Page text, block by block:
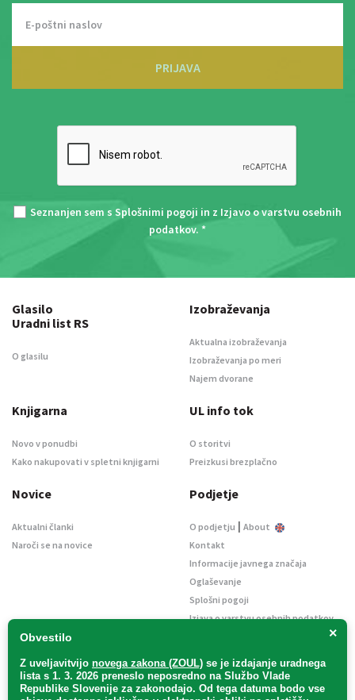
PRIJAVA
Seznanjen sem s Splošnimi pogoji in z Izjavo o varstvu osebnih
podatkov. *
×
Obvestilo
Z uveljavitvijo novega zakona (ZOUL) se je izdajanje uradnega
lista s 1. 3. 2026 preneslo neposredno na Službo Vlade
Republike Slovenije za zakonodajo. Od tega datuma bodo vse
Glasilo
Uradni list RS
O glasilu
Izobraževanja
Aktualna izobraževanja
Izobraževanja po meri
Najem dvorane
Knjigarna
Novo v ponudbi
Kako nakupovati v spletni knjigarni
UL info tok
O storitvi
Preizkusi brezplačno
Novice
Aktualni članki
Naroči se na novice
Podjetje
O podjetju | About
Kontakt
Informacije javnega značaja
Oglaševanje
Splošni pogoji
Izjava o varstvu osebnih podatkov